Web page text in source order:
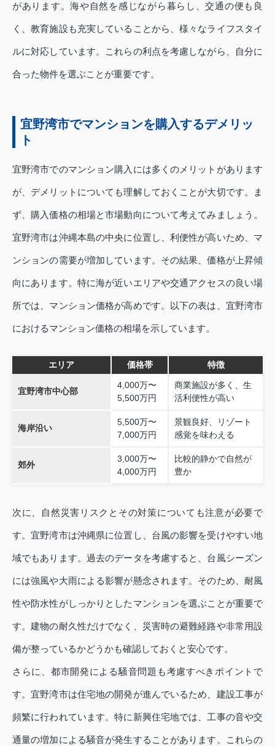
があります。海や自然を感じながら暮らし、交通の便も良
く、教育施設も充実していることから、様々なライフスタイ
ルに対応しています。これらの利点を考慮しながら、自分に
合った物件を選ぶことが重要です。
宜野湾市でマンションを購入するデメリッ
ト
宜野湾市でのマンション購入には多くのメリットがあります
が、デメリットについても理解しておくことが大切です。ま
ず、購入価格の相場と市場動向について考えてみましょう。
宜野湾市は沖縄本島の中央に位置し、利便性が高いため、マ
ンションの需要が増加しています。その結果、価格が上昇傾
向にあります。特に海が近いエリアや交通アクセスの良い場
所では、マンション価格が高めです。以下の表は、宜野湾市
におけるマンション価格の相場を示しています。
エリア 価格帯 特徴
宜野湾市中心部
4,000万〜
5,500万円
商業施設が多く、生
活利便性が高い
海岸沿い
5,500万〜
7,000万円
景観良好、リゾート
感覚を味わえる
郊外
3,000万〜
4,000万円
比較的静かで自然が
豊か
次に、自然災害リスクとその対策についても注意が必要で
す。宜野湾市は沖縄県に位置し、台風の影響を受けやすい地
域でもあります。過去のデータを考慮すると、台風シーズン
には強風や大雨による影響が懸念されます。そのため、耐風
性や防水性がしっかりとしたマンションを選ぶことが重要で
す。建物の耐久性だけでなく、災害時の避難経路や非常用設
備が整っているかどうかも確認しておくと安心です。
さらに、都市開発による騒音問題も考慮すべきポイントで
す。宜野湾市は住宅地の開発が進んでいるため、建設工事が
頻繁に行われています。特に新興住宅地では、工事の音や交
通量の増加による騒音が発生することがあります。これらの